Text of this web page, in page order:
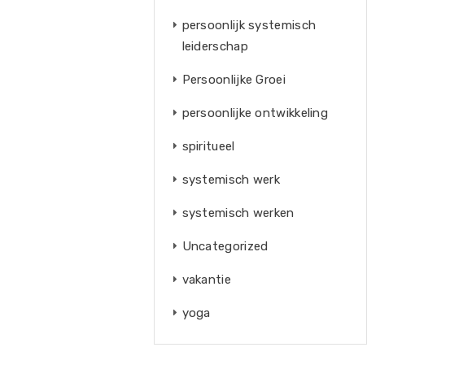
persoonlijk systemisch
leiderschap
Persoonlijke Groei
persoonlijke ontwikkeling
spiritueel
systemisch werk
systemisch werken
Uncategorized
vakantie
yoga